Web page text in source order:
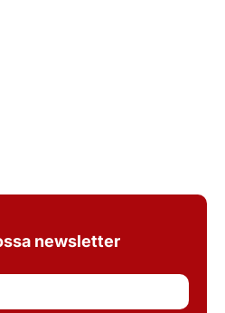
newsletter